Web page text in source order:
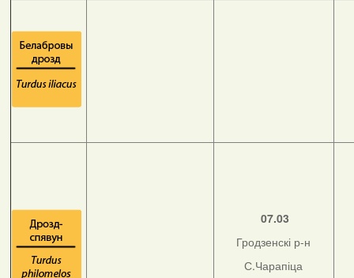
07.03
Гродзенскі р-н
С.Чарапіца